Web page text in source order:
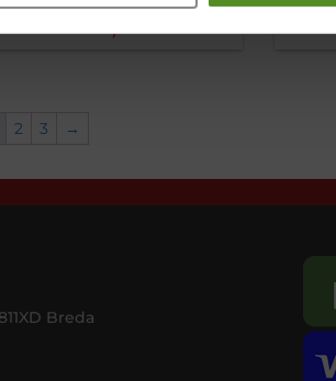
- €295,00
€295,00
2 3 →
Breda